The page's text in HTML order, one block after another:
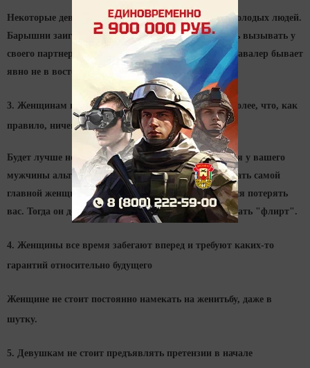
Некоторые девушки любят провоцировать своих молодых людей.
Барышни заигрывают с другими парнями, пытаясь вызывать у
своего партнера ревность и соперничество, отчего кавалер бывает
явно не в восторге.
3. Женщинам не стоит унижать себя слежкой, тем более, что, как
правило, ничего хорошего из этого не выходит
Будет лучше не выискивать доказательства наличия у вашего
мужчины альтернативных связей, а постараться стать самой
главной женщиной в его жизни.Так, чтобы он боялся потерять
вас. Тогда он десять раз задумается, прежде чем начать "флирт".
4. Женщины все время забегают вперед и требуют каких-то
гарантий относительно будущего
Женщине не стоит постоянно намекать на женитьбу, даже в
шутку.
5. Девушкам не стоит предъявлять претензии в начале